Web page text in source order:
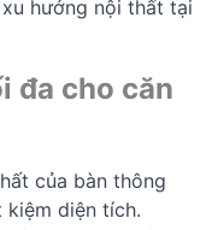
hướng nội thất tại
đa cho căn
của bàn thông
kiệm diện tích.